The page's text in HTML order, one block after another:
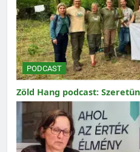
PODCAST
Zöld Hang podcast: